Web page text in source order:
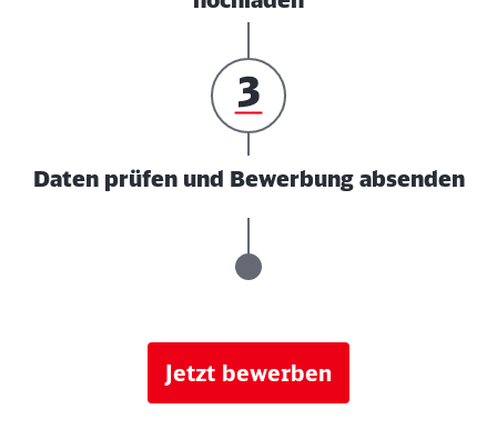
Daten prüfen und Bewerbung absenden
Jetzt bewerben